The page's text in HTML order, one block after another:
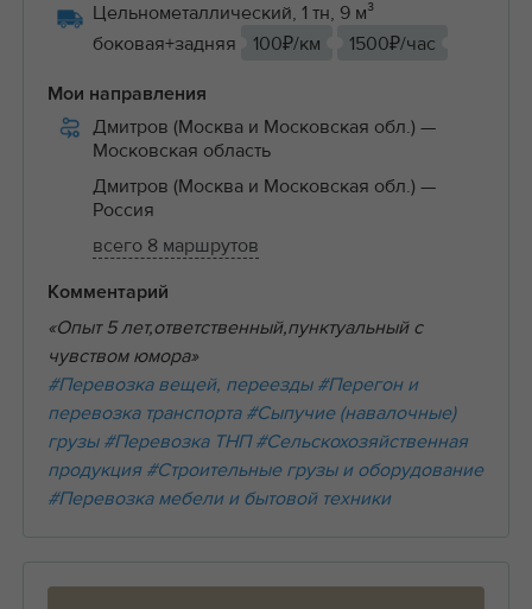
Цельнометаллический, 1 тн, 9 м³
боковая+задняя
100₽/км 1500₽/час
Мои направления
Дмитров (Москва и Московская обл.) —
Московская область
Дмитров (Москва и Московская обл.) —
Россия
всего 8 маршрутов
Комментарий
«Опыт 5 лет,ответственный,пунктуальный с
чувством юмора»
#Перевозка вещей, переезды #Перегон и
перевозка транспорта #Сыпучие (навалочные)
грузы #Перевозка ТНП #Сельскохозяйственная
продукция #Строительные грузы и оборудование
#Перевозка мебели и бытовой техники